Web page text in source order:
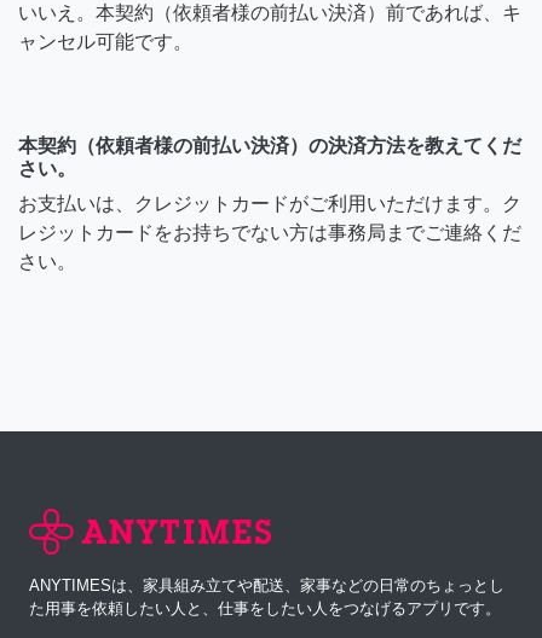
いいえ。本契約（依頼者様の前払い決済）前であれば、キ
ャンセル可能です。
本契約（依頼者様の前払い決済）の決済方法を教えてくだ
さい。
お支払いは、クレジットカードがご利用いただけます。ク
レジットカードをお持ちでない方は事務局までご連絡くだ
さい。
ANYTIMESは、家具組み立てや配送、家事などの日常のちょっとし
た用事を依頼したい人と、仕事をしたい人をつなげるアプリです。